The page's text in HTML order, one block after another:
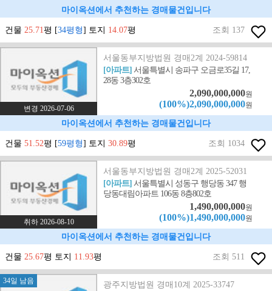
마이옥션에서 추천하는 경매물건입니다
건물 25.71평 [34평형] 토지 14.07평 조회 137
변경 2026-07-06
서울동부지방법원 경매2계 2024-59814
[아파트]서울특별시 송파구 오금로35길 17,
28동 3층302호
2,090,000,000원
(100%)2,090,000,000원
마이옥션에서 추천하는 경매물건입니다
건물 51.52평 [59평형] 토지 30.89평 조회 1034
취하 2026-08-10
서울동부지방법원 경매2계 2025-52031
[아파트]서울특별시 성동구 행당동 347 행
당동대림아파트 106동 8층802호
1,490,000,000원
(100%)1,490,000,000원
마이옥션에서 추천하는 경매물건입니다
건물 25.67평 토지 11.93평 조회 511
34일 남음
광주지방법원 경매10계 2025-33747